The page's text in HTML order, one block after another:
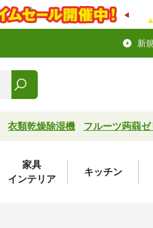
新
衣類乾燥除湿機 フルーツ蒟蒻ゼ
家具
インテリア
キッチン